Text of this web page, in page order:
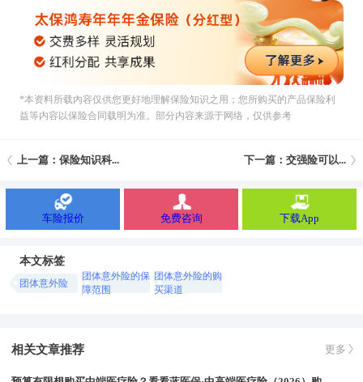
*本资料所载內容仅供您更好地理解保险知识之用；您所购买的产品保险利
益等内容以保险合同载明为准。部分内容来源于网络，仅供参考
上一篇：保险知识科... 下一篇：交强险可以...
车险报价 免费咨询 下载App
本文标签
团体意外险
团体意外险的保
障范围
团体意外险的购
买渠道
相关文章推荐 更多